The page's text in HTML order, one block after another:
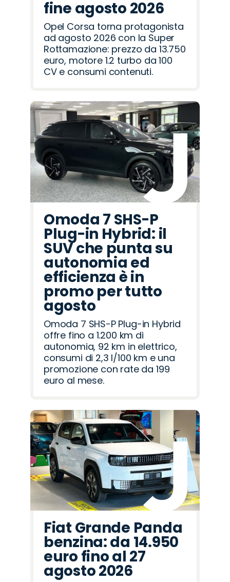
fine agosto 2026
Opel Corsa torna protagonista
ad agosto 2026 con la Super
Rottamazione: prezzo da 13.750
euro, motore 1.2 turbo da 100
CV e consumi contenuti.
Omoda 7 SHS-P
Plug-in Hybrid: il
SUV che punta su
autonomia ed
efficienza è in
promo per tutto
agosto
Omoda 7 SHS-P Plug-in Hybrid
offre fino a 1.200 km di
autonomia, 92 km in elettrico,
consumi di 2,3 l/100 km e una
promozione con rate da 199
euro al mese.
Fiat Grande Panda
benzina: da 14.950
euro fino al 27
agosto 2026